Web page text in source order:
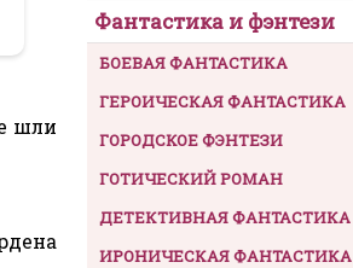
шли
Фантастика и фэнтези
БОЕВАЯ ФАНТАСТИКА
ГЕРОИЧЕСКАЯ ФАНТАСТИКА
ГОРОДСКОЕ ФЭНТЕЗИ
ГОТИЧЕСКИЙ РОМАН
ДЕТЕКТИВНАЯ ФАНТАСТИКА
ИРОНИЧЕСКАЯ ФАНТАСТИКА